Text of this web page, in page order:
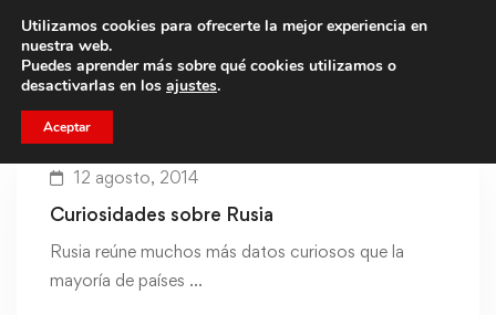
Trae a un amigo y llevaos un total de 75€ de descuento.
12 agosto, 2014
Curiosidades sobre Rusia
Rusia reúne muchos más datos curiosos que la
mayoría de países …
Utilizamos cookies para ofrecerte la mejor experiencia en
nuestra web.
Puedes aprender más sobre qué cookies utilizamos o
desactivarlas en los ajustes.
Aceptar